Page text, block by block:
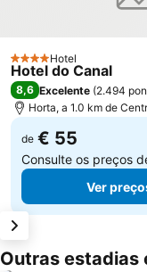
4 Estrelas
Hotel
Hotel do Canal
8,6 Excelente (2.494
Horta, a 1.0 km de
de € 55
Consulte os preços
Ver
Outras estadias